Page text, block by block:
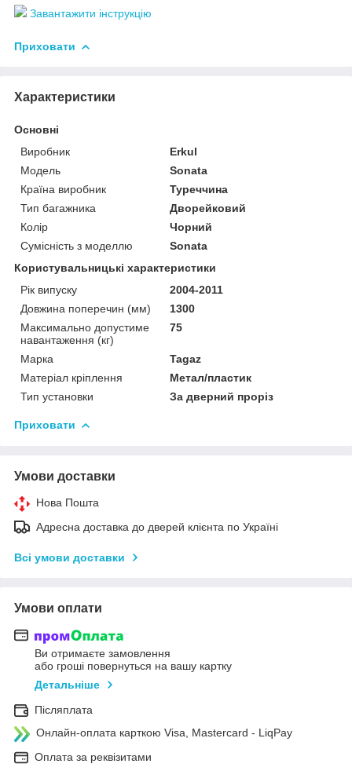
Завантажити інструкцію
Приховати
Характеристики
Основні
Виробник
Erkul
Модель
Sonata
Країна виробник
Туреччина
Тип багажника
Дворейковий
Колір
Чорний
Сумісність з моделлю
Sonata
Користувальницькі характеристики
Рік випуску
2004-2011
Довжина поперечин (мм)
1300
Максимально допустиме
навантаження (кг)
75
Марка
Tagaz
Матеріал кріплення
Метал/пластик
Тип установки
За дверний проріз
Приховати
Умови доставки
Нова Пошта
Адресна доставка до дверей клієнта по Україні
Всі умови доставки
Умови оплати
Ви отримаєте замовлення
або гроші повернуться на вашу картку
Детальніше
Післяплата
Онлайн-оплата карткою Visa, Mastercard - LiqPay
Оплата за реквізитами